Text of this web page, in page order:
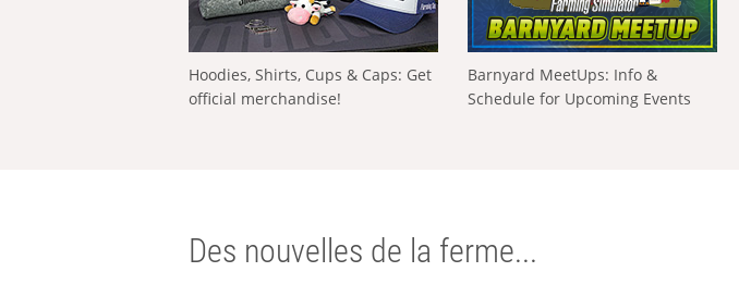
Hoodies, Shirts, Cups & Caps: Get
official merchandise!
Barnyard MeetUps: Info &
Schedule for Upcoming Events
Des nouvelles de la ferme...